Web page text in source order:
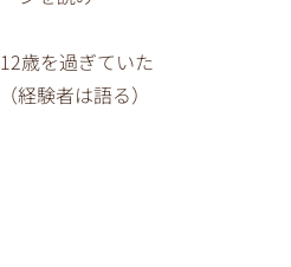
歳を過ぎていた
経験者は語る）